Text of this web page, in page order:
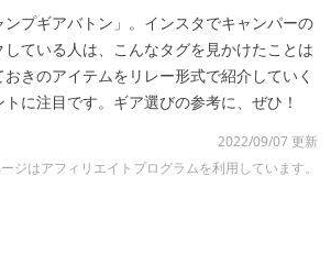
ンプギアバトン」。インスタでキャンパーの
ている人は、こんなタグを見かけたことは
きのアイテムをリレー形式で紹介していく
に注目です。ギア選びの参考に、ぜひ！
2022/09/07 更新
ジはアフィリエイトプログラムを利用しています。